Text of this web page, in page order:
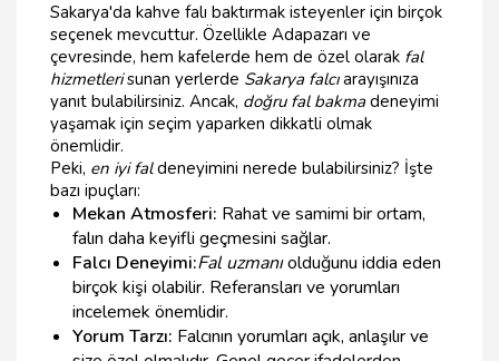
Sakarya'da kahve falı baktırmak isteyenler için birçok
seçenek mevcuttur. Özellikle Adapazarı ve
çevresinde, hem kafelerde hem de özel olarak fal
hizmetlerisunan yerlerde Sakarya falcıarayışınıza
yanıt bulabilirsiniz. Ancak, doğru fal bakmadeneyimi
yaşamak için seçim yaparken dikkatli olmak
önemlidir.
Peki, en iyi faldeneyimini nerede bulabilirsiniz? İşte
bazı ipuçları:
Mekan Atmosferi: Rahat ve samimi bir ortam,
falın daha keyifli geçmesini sağlar.
Falcı Deneyimi:Fal uzmanıolduğunu iddia eden
birçok kişi olabilir. Referansları ve yorumları
incelemek önemlidir.
Yorum Tarzı: Falcının yorumları açık, anlaşılır ve